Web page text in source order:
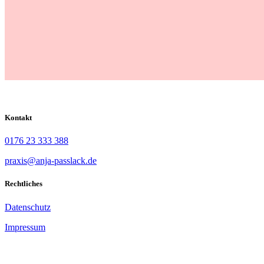
Kontakt
0176 23 333 388
praxis@anja-passlack.de
Rechtliches
Datenschutz
Impressum